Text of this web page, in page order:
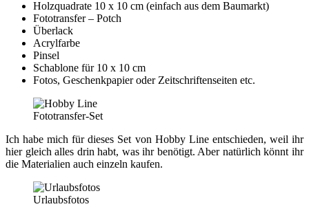
Holzquadrate 10 x 10 cm (einfach aus dem Baumarkt)
Fototransfer – Potch
Überlack
Acrylfarbe
Pinsel
Schablone für 10 x 10 cm
Fotos, Geschenkpapier oder Zeitschriftenseiten etc.
Fototransfer-Set
Ich habe mich für dieses Set von Hobby Line entschieden, weil ihr
hier gleich alles drin habt, was ihr benötigt. Aber natürlich könnt ihr
die Materialien auch einzeln kaufen.
Urlaubsfotos